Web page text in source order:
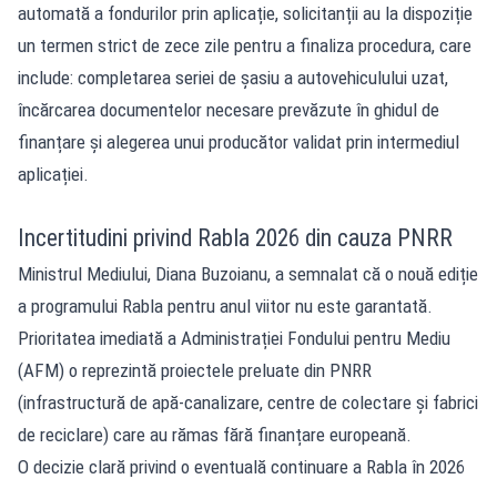
automată a fondurilor prin aplicație, solicitanții au la dispoziție
un termen strict de zece zile pentru a finaliza procedura, care
include: completarea seriei de șasiu a autovehiculului uzat,
încărcarea documentelor necesare prevăzute în ghidul de
finanțare și alegerea unui producător validat prin intermediul
aplicației.
Incertitudini privind Rabla 2026 din cauza PNRR
Ministrul Mediului, Diana Buzoianu, a semnalat că o nouă ediție
a programului Rabla pentru anul viitor nu este garantată.
Prioritatea imediată a Administrației Fondului pentru Mediu
(AFM) o reprezintă proiectele preluate din PNRR
(infrastructură de apă-canalizare, centre de colectare și fabrici
de reciclare) care au rămas fără finanțare europeană.
O decizie clară privind o eventuală continuare a Rabla în 2026